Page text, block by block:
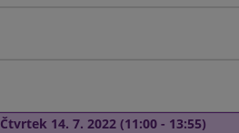
Čtvrtek 14. 7. 2022 (11:00 - 13:55)